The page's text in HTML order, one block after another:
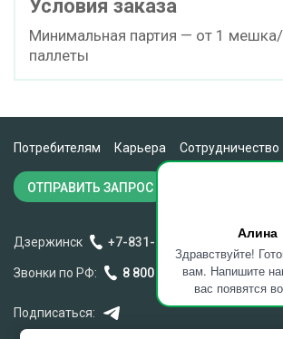
Алина
Здравствуйте!
вам. Напишите
вас появятся
Условия заказа
Минимальная партия — от 1
паллеты
Потребителям Карьера Сотрудничество
ОТПРАВИТЬ ЗАПРОС
Дзержинск +7-831-260-11-28
Звонки по РФ: 8 800 301 15 88
Подписаться: